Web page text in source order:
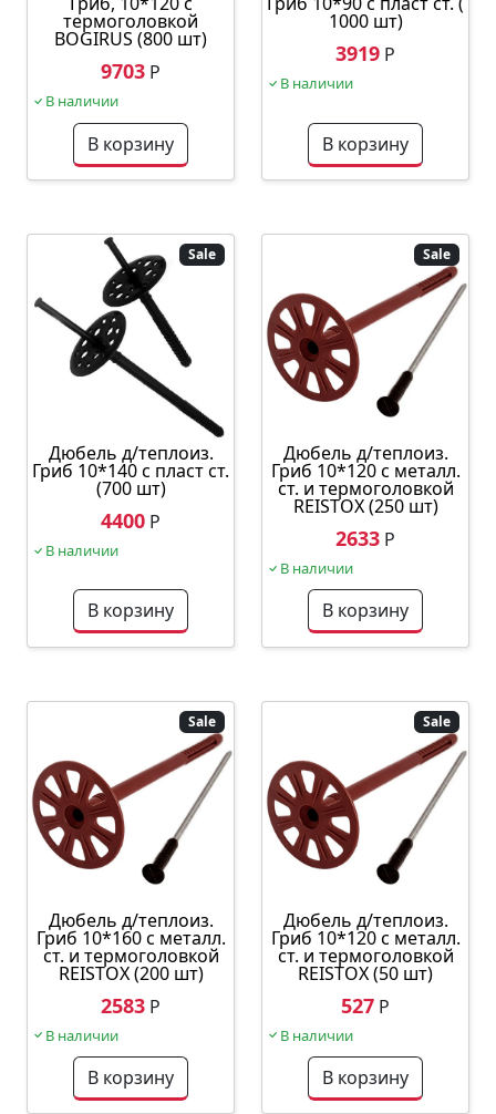
термоголовкой
BOGIRUS (800 шт)
9703 Р
В наличии
В корзину
1000 шт)
3919 Р
В наличии
В корзину
Sale
Дюбель д/теплоиз.
Гриб 10*140 с пласт ст.
(700 шт)
4400 Р
В наличии
В корзину
Sale
Дюбель д/теплоиз.
Гриб 10*120 с металл.
ст. и термоголовкой
REISTOX (250 шт)
2633 Р
В наличии
В корзину
Sale
Дюбель д/теплоиз.
Гриб 10*160 с металл.
ст. и термоголовкой
REISTOX (200 шт)
2583 Р
В наличии
В корзину
Sale
Дюбель д/теплоиз.
Гриб 10*120 с металл.
ст. и термоголовкой
REISTOX (50 шт)
527 Р
В наличии
В корзину